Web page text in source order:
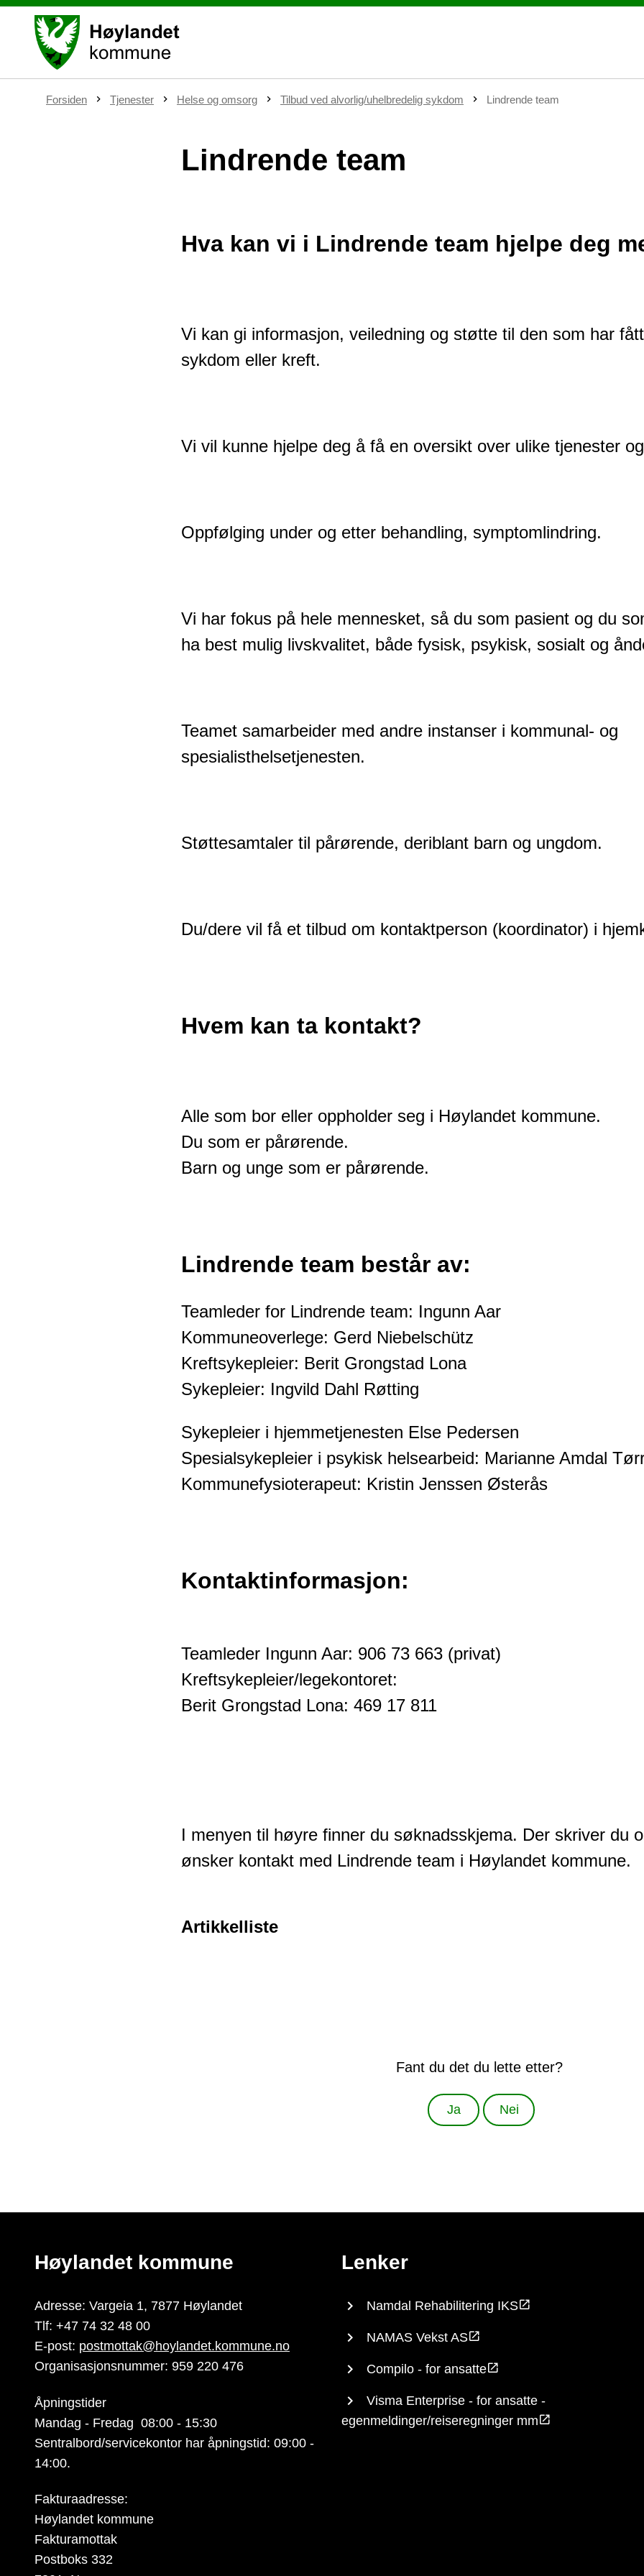
D
Forsiden Tjenester Helse og omsorg Tilbud ved alvorlig/uhelbredelig sykdom Lindrende team
Lindrende team
Hva kan vi i Lindrende team hjelpe deg
Vi kan gi informasjon, veiledning og støtte til den som har
sykdom eller kreft.
Vi vil kunne hjelpe deg å få en oversikt over ulike tjenester
Oppfølging under og etter behandling, symptomlindring.
Vi har fokus på hele mennesket, så du som pasient og du
ha best mulig livskvalitet, både fysisk, psykisk, sosialt og
Teamet samarbeider med andre instanser i kommunal- og
spesialisthelsetjenesten.
Støttesamtaler til pårørende, deriblant barn og ungdom.
Du/dere vil få et tilbud om kontaktperson (koordinator) i
Hvem kan ta kontakt?
Alle som bor eller oppholder seg i Høylandet kommune.
Du som er pårørende.
Barn og unge som er pårørende.
Lindrende team består av:
Teamleder for Lindrende team: Ingunn Aar
Kommuneoverlege: Gerd Niebelschütz
Kreftsykepleier: Berit Grongstad Lona
Sykepleier: Ingvild Dahl Røtting
Sykepleier i hjemmetjenesten Else Pedersen
Spesialsykepleier i psykisk helsearbeid: Marianne Amdal
Kommunefysioterapeut: Kristin Jenssen Østerås
Kontaktinformasjon:
Teamleder Ingunn Aar: 906 73 663 (privat)
Kreftsykepleier/legekontoret:
Berit Grongstad Lona: 469 17 811
I menyen til høyre finner du søknadsskjema. Der skriver du
ønsker kontakt med Lindrende team i Høylandet kommune.
Artikkelliste
Fant du det du lette etter?
Ja Nei
Høylandet kommune
Adresse: Vargeia 1, 7877 Høylandet
Tlf: +47 74 32 48 00
E-post: postmottak@hoylandet.kommune.no
Organisasjonsnummer: 959 220 476
Åpningstider
Mandag - Fredag 08:00 - 15:30
Sentralbord/servicekontor har åpningstid: 09:00 -
14:00.
Fakturaadresse:
Høylandet kommune
Fakturamottak
Postboks 332
Lenker
Namdal Rehabilitering IKS
NAMAS Vekst AS
Compilo - for ansatte
Visma Enterprise - for ansatte -
egenmeldinger/reiseregninger mm